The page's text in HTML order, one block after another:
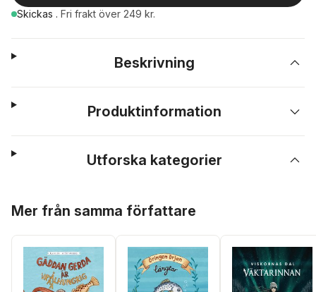
Skickas . Fri frakt över 249 kr.
Beskrivning
Produktinformation
Utforska kategorier
Mer från samma författare